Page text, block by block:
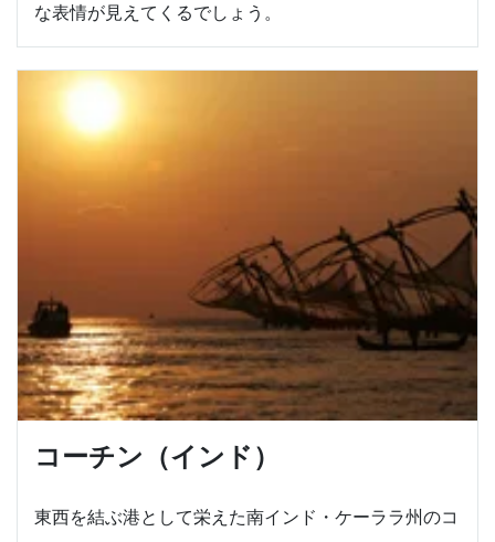
な表情が見えてくるでしょう。
コーチン（インド）
東西を結ぶ港として栄えた南インド・ケーララ州のコ